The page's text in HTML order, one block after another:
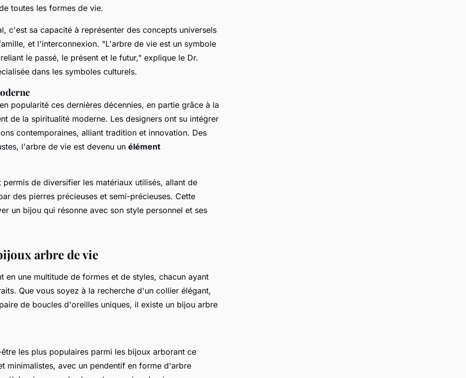
toutes les formes de vie.
c'est sa capacité à représenter des concepts universels
et l'interconnexion. "L'arbre de vie est un symbole
le passé, le présent et le futur," explique le Dr.
dans les symboles culturels.
popularité ces dernières décennies, en partie grâce à la
de la spiritualité moderne. Les designers ont su intégrer
contemporaines, alliant tradition et innovation. Des
l'arbre de vie est devenu un élément
de diversifier les matériaux utilisés, allant de
des pierres précieuses et semi-précieuses. Cette
un bijou qui résonne avec son style personnel et ses
arbre de vie
en une multitude de formes et de styles, chacun ayant
Que vous soyez à la recherche d'un collier élégant,
de boucles d'oreilles uniques, il existe un bijou arbre
les plus populaires parmi les bijoux arborant ce
minimalistes, avec un pendentif en forme d'arbre